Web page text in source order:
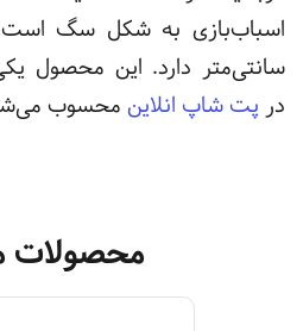
سانتی‌متر دارد. این محصول
درپت شاپ انلاینمحسوب
محصولات